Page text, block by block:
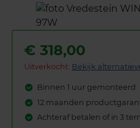
€ 318,00
Uitverkocht: Bekijk
Binnen 1 uur gemonteerd
12 maanden
Achteraf betalen of in 3